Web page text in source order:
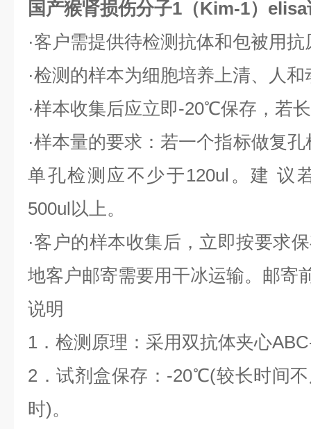
国产猴肾损伤分子1（Kim-1）
·客户需提供待检测抗体和包被用抗
·检测的样本为细胞培养上清、人
·样本收集后应立即-20℃保存，若
·样本量的要求：若一个指标做复
单孔检测应不少于120ul。建 议
500ul以上。
·客户的样本收集后，立即按要求
地客户邮寄需要用干冰运输。邮寄
说明
1．检测原理：采用双抗体夹心
2．试剂盒保存：-20℃(较长时间
时)。